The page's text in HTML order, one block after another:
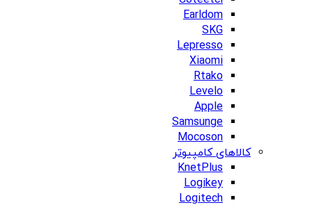
Earldom
SKG
Lepresso
Xiaomi
Rtako
Levelo
Apple
Samsunge
Mocoson
کالاهای کامپیوتر
KnetPlus
Logikey
Logitech